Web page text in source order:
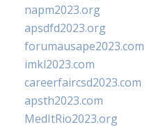
napm2023.org
apsdfd2023.org
forumausape2023.com
imkl2023.com
careerfaircsd2023.com
apsth2023.com
MedItRio2023.org